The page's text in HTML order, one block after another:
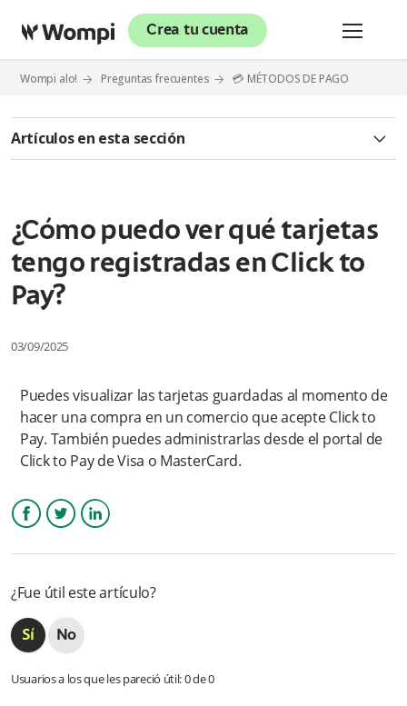
Crea tu cuenta
Wompi alo! Preguntas frecuentes 💳 MÉTODOS DE PAGO
Artículos en esta sección
¿Qué es Click to Pay?
¿Es seguro usar Click to Pay?
¿Cómo puedo activar Click to Pay?
¿Quiénes pueden usar Click to Pay?
¿Click to Pay guarda mis datos bancarios?
¿Cómo se reconocen mis tarjetas guardadas?
Cuales son los errores transaccionales que pueden ocurrir:
Más información
¿Cómo puedo ver qué tarjetas
tengo registradas en Click to
Pay?
03/09/2025
Puedes visualizar las tarjetas guardadas al momento de
hacer una compra en un comercio que acepte Click to
Pay. También puedes administrarlas desde el portal de
Click to Pay de Visa o MasterCard.
¿Fue útil este artículo?
Usuarios a los que les pareció útil: 0 de 0